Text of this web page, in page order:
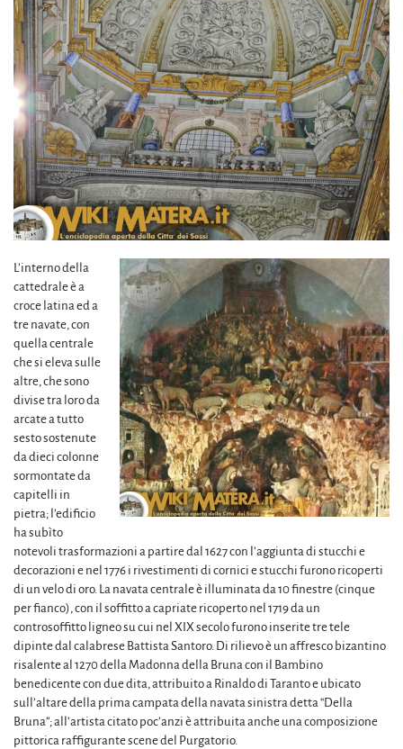
L’interno della
cattedrale è a
croce latina ed a
tre navate, con
quella centrale
che si eleva sulle
altre, che sono
divise tra loro da
arcate a tutto
sesto sostenute
da dieci colonne
sormontate da
capitelli in
pietra; l’edificio
ha subìto
notevoli trasformazioni a partire dal 1627 con l’aggiunta di stucchi e
decorazioni e nel 1776 i rivestimenti di cornici e stucchi furono ricoperti
di un velo di oro. La navata centrale è illuminata da 10 finestre (cinque
per fianco), con il soffitto a capriate ricoperto nel 1719 da un
controsoffitto ligneo su cui nel XIX secolo furono inserite tre tele
dipinte dal calabrese Battista Santoro. Di rilievo è un affresco bizantino
risalente al 1270 della Madonna della Bruna con il Bambino
benedicente con due dita, attribuito a Rinaldo di Taranto e ubicato
sull’altare della prima campata della navata sinistra detta “Della
Bruna”; all’artista citato poc’anzi è attribuita anche una composizione
pittorica raffigurante scene del Purgatorio.